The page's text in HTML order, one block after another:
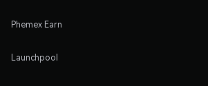
Phemex Earn
Launchpool